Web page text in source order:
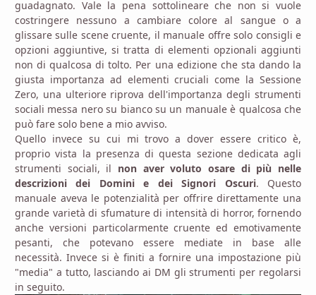
guadagnato. Vale la pena sottolineare che non si vuole
costringere nessuno a cambiare colore al sangue o a
glissare sulle scene cruente, il manuale offre solo consigli e
opzioni aggiuntive, si tratta di elementi opzionali aggiunti
non di qualcosa di tolto. Per una edizione che sta dando la
giusta importanza ad elementi cruciali come la Sessione
Zero, una ulteriore riprova dell'importanza degli strumenti
sociali messa nero su bianco su un manuale è qualcosa che
può fare solo bene a mio avviso.
Quello invece su cui mi trovo a dover essere critico è,
proprio vista la presenza di questa sezione dedicata agli
strumenti sociali, il non aver voluto osare di più nelle
descrizioni dei Domini e dei Signori Oscuri. Questo
manuale aveva le potenzialità per offrire direttamente una
grande varietà di sfumature di intensità di horror, fornendo
anche versioni particolarmente cruente ed emotivamente
pesanti, che potevano essere mediate in base alle
necessità. Invece si è finiti a fornire una impostazione più
"media" a tutto, lasciando ai DM gli strumenti per regolarsi
in seguito.